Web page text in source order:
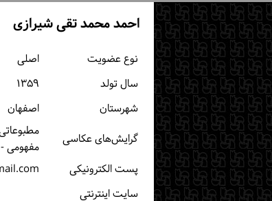
احمد محمد تقی شیرازی
نوع عضویت
اصلی
سال تولد
۱۳۵۹
شهرستان
اصفهان
گرایش‌های عکاسی
مفهومی
پست الكترونیكی
سایت اینترنتی